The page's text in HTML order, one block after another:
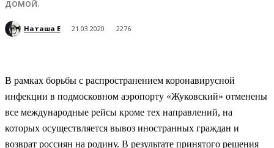
домой.
Наташа Е 21.03.2020 2276
В рамках борьбы с распространением коронавирусной
инфекции в подмосковном аэропорту «Жуковский» отменены
все международные рейсы кроме тех направлений, на
которых осуществляется вывоз иностранных граждан и
возврат россиян на родину. В результате принятого решения